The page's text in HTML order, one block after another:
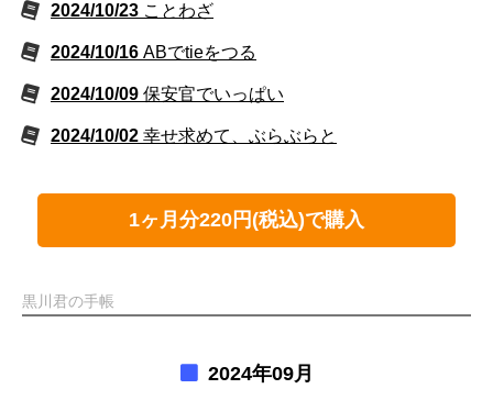
2024/10/23 ことわざ
2024/10/16 ABでtieをつる
2024/10/09 保安官でいっぱい
2024/10/02 幸せ求めて、ぶらぶらと
1ヶ月分220円(税込)で購入
黒川君の手帳
2024年09月